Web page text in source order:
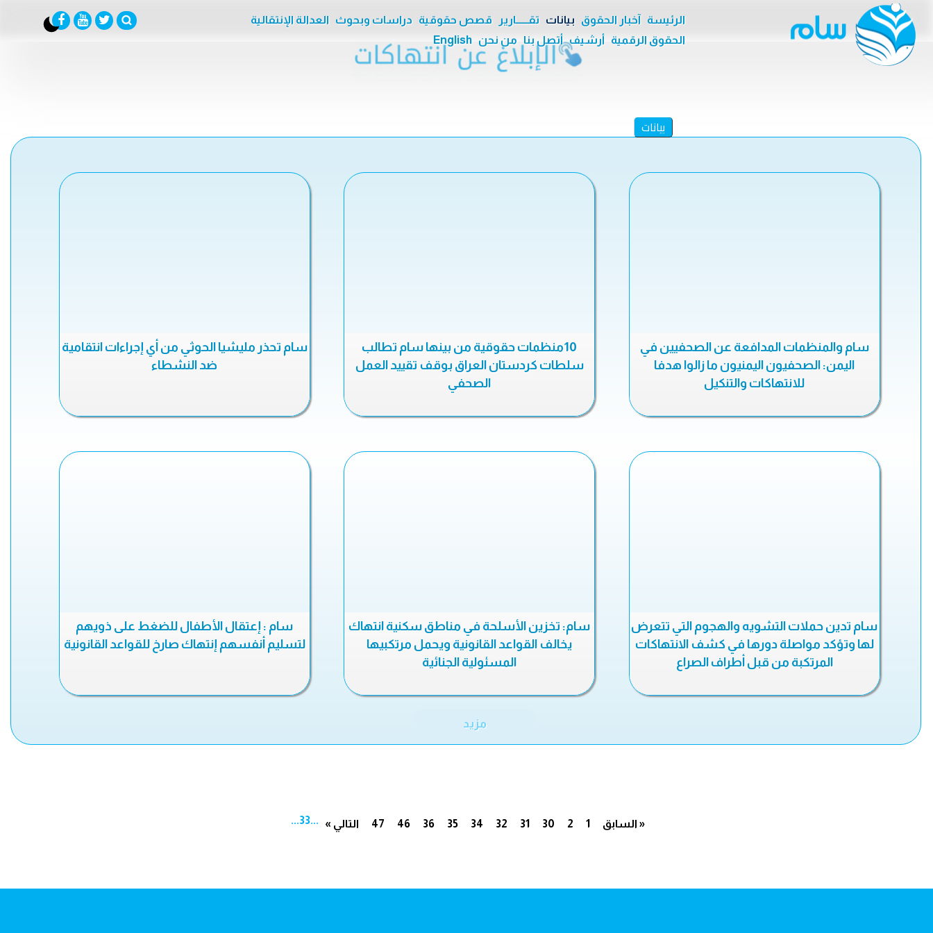
الرئيسة آخبار الحقوق بيانات تقــــــارير قصص حقوقية دراسات وبحوث
العدالة الإنتقالية
الحقوق الرقمية
أرشيف أتصل بنا من نحن English
بيانات
سام والمنظمات المدافعة عن الصحفيين في
اليمن: الصحفيون اليمنيون ما زالوا هدفا
للانتهاكات والتنكيل
10منظمات حقوقية من بينها سام تطالب
سلطات كردستان العراق بوقف تقييد العمل
الصحفي
سام تحذر مليشيا الحوثي من أي إجراءات انتقامية
ضد النشطاء
سام تدين حملات التشويه والهجوم التي تتعرض
لها وتؤكد مواصلة دورها في كشف الانتهاكات
المرتكبة من قبل أطراف الصراع
سام: تخزين الأسلحة في مناطق سكنية انتهاك
يخالف القواعد القانونية ويحمل مرتكبيها
المسئولية الجنائية
سام : إعتقال الأطفال للضغط على ذويهم
لتسليم أنفسهم إنتهاك صارخ للقواعد القانونية
مزيد
« السابق 1
2
... 30
31
32
33 34
35
36
... 46
47 التالي »